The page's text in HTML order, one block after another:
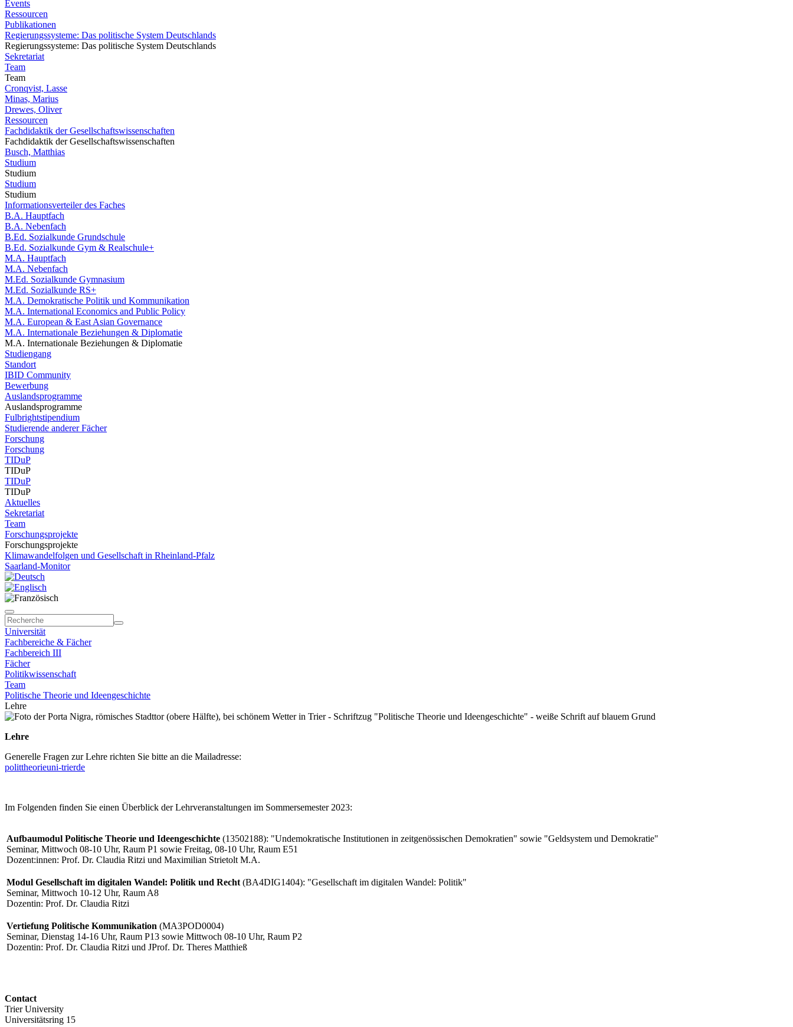
Events
Ressourcen
Publikationen
Regierungssysteme: Das politische System Deutschlands
Regierungssysteme: Das politische System Deutschlands
Sekretariat
Team
Team
Cronqvist, Lasse
Minas, Marius
Drewes, Oliver
Ressourcen
Fachdidaktik der Gesellschaftswissenschaften
Fachdidaktik der Gesellschaftswissenschaften
Busch, Matthias
Studium
Studium
Studium
Studium
Informationsverteiler des Faches
B.A. Hauptfach
B.A. Nebenfach
B.Ed. Sozialkunde Grundschule
B.Ed. Sozialkunde Gym & Realschule+
M.A. Hauptfach
M.A. Nebenfach
M.Ed. Sozialkunde Gymnasium
M.Ed. Sozialkunde RS+
M.A. Demokratische Politik und Kommunikation
M.A. International Economics and Public Policy
M.A. European & East Asian Governance
M.A. Internationale Beziehungen & Diplomatie
M.A. Internationale Beziehungen & Diplomatie
Studiengang
Standort
IBID Community
Bewerbung
Auslandsprogramme
Auslandsprogramme
Fulbrightstipendium
Studierende anderer Fächer
Forschung
Forschung
TIDuP
TIDuP
TIDuP
TIDuP
Aktuelles
Sekretariat
Team
Forschungsprojekte
Forschungsprojekte
Klimawandelfolgen und Gesellschaft in Rheinland-Pfalz
Saarland-Monitor
Universität
Fachbereiche & Fächer
Fachbereich III
Fächer
Politikwissenschaft
Team
Politische Theorie und Ideengeschichte
Lehre
Lehre
Generelle Fragen zur Lehre richten Sie bitte an die Mailadresse:
polittheorieuni-trierde
Im Folgenden finden Sie einen Überblick der Lehrveranstaltungen im Sommersemester 2023:
Aufbaumodul Politische Theorie und Ideengeschichte (13502188): "Undemokratische Institutionen in zeitgenössischen Demokratien" sowie "Geldsystem und Demokratie"
Seminar, Mittwoch 08-10 Uhr, Raum P1 sowie Freitag, 08-10 Uhr, Raum E51
Dozent:innen: Prof. Dr. Claudia Ritzi und Maximilian Strietolt M.A.
Modul Gesellschaft im digitalen Wandel: Politik und Recht (BA4DIG1404): "Gesellschaft im digitalen Wandel: Politik"
Seminar, Mittwoch 10-12 Uhr, Raum A8
Dozentin: Prof. Dr. Claudia Ritzi
Vertiefung Politische Kommunikation (MA3POD0004)
Seminar, Dienstag 14-16 Uhr, Raum P13 sowie Mittwoch 08-10 Uhr, Raum P2
Dozentin: Prof. Dr. Claudia Ritzi und JProf. Dr. Theres Matthieß
Contact
Trier University
Universitätsring 15